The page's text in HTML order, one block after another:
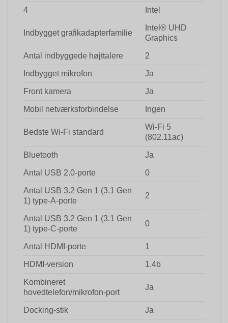
4 Intel
Indbygget grafikadapterfamilie
Intel® UHD
Graphics
Antal indbyggede højttalere 2
Indbygget mikrofon Ja
Front kamera Ja
Mobil netværksforbindelse Ingen
Bedste Wi-Fi standard
Wi-Fi 5
(802.11ac)
Bluetooth Ja
Antal USB 2.0-porte 0
Antal USB 3.2 Gen 1 (3.1 Gen
1) type-A-porte
2
Antal USB 3.2 Gen 1 (3.1 Gen
1) type-C-porte
0
Antal HDMI-porte 1
HDMI-version 1.4b
Kombineret
hovedtelefon/mikrofon-port
Ja
Docking-stik Ja